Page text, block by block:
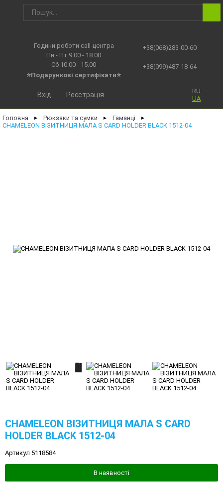
Години роботи call-центра
Пн - Пт 9.00 - 18.00
Сб 10.00 - 15.00
⭐Подарункові сертифікати⭐
+38(068)283-00-60
+38(099)487-18-64
RU
UA
Вхід Реєстрація
Головна ► Рюкзаки та сумки ► Гаманці ►
CHAMELEON ВІЗИТНИЦЯ МАЛА S CARD HOLDER BLACK 1512-04
CHAMELEON ВІЗИТНИЦЯ МАЛА S CARD
HOLDER BLACK 1512-04
Артикул 5118584
В наявності